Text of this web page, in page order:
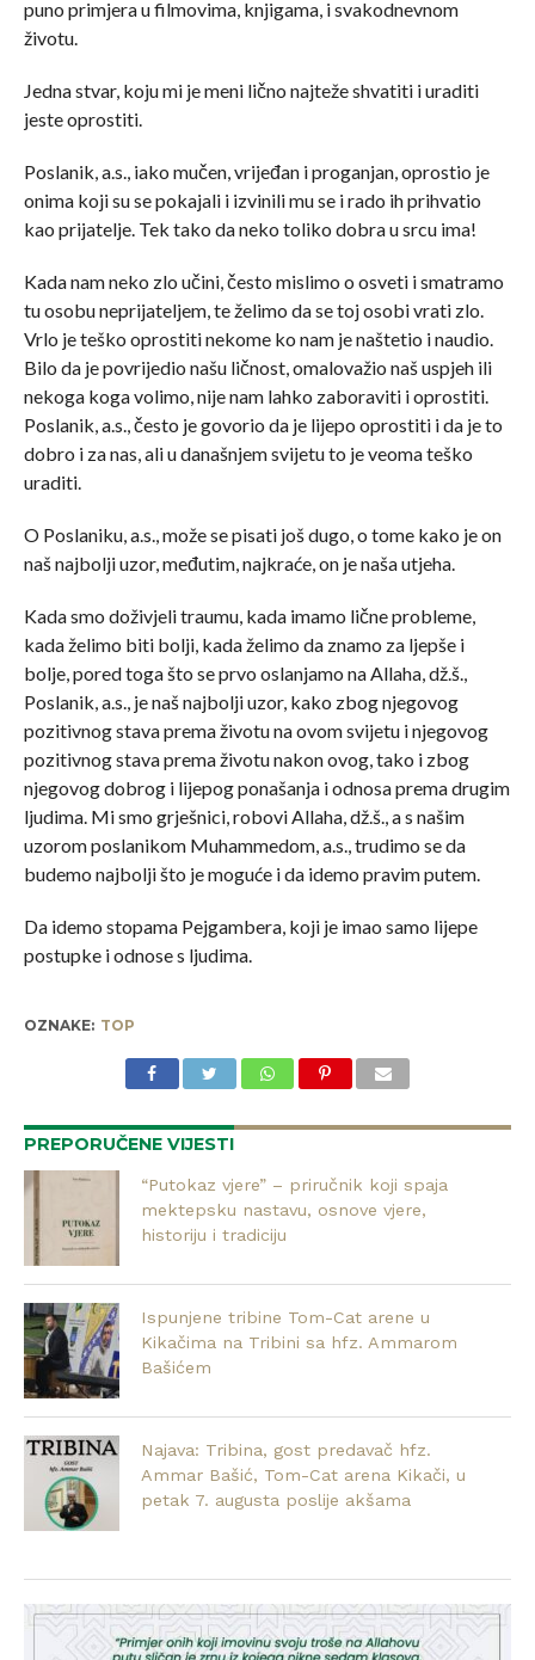
puno primjera u filmovima, knjigama, i svakodnevnom
životu.
Jedna stvar, koju mi je meni lično najteže shvatiti i uraditi
jeste oprostiti.
Poslanik, a.s., iako mučen, vrijeđan i proganjan, oprostio je
onima koji su se pokajali i izvinili mu se i rado ih prihvatio
kao prijatelje. Tek tako da neko toliko dobra u srcu ima!
Kada nam neko zlo učini, često mislimo o osveti i smatramo
tu osobu neprijateljem, te želimo da se toj osobi vrati zlo.
Vrlo je teško oprostiti nekome ko nam je naštetio i naudio.
Bilo da je povrijedio našu ličnost, omalovažio naš uspjeh ili
nekoga koga volimo, nije nam lahko zaboraviti i oprostiti.
Poslanik, a.s., često je govorio da je lijepo oprostiti i da je to
dobro i za nas, ali u današnjem svijetu to je veoma teško
uraditi.
O Poslaniku, a.s., može se pisati još dugo, o tome kako je on
naš najbolji uzor, međutim, najkraće, on je naša utjeha.
Kada smo doživjeli traumu, kada imamo lične probleme,
kada želimo biti bolji, kada želimo da znamo za ljepše i
bolje, pored toga što se prvo oslanjamo na Allaha, dž.š.,
Poslanik, a.s., je naš najbolji uzor, kako zbog njegovog
pozitivnog stava prema životu na ovom svijetu i njegovog
pozitivnog stava prema životu nakon ovog, tako i zbog
njegovog dobrog i lijepog ponašanja i odnosa prema drugim
ljudima. Mi smo grješnici, robovi Allaha, dž.š., a s našim
uzorom poslanikom Muhammedom, a.s., trudimo se da
budemo najbolji što je moguće i da idemo pravim putem.
Da idemo stopama Pejgambera, koji je imao samo lijepe
postupke i odnose s ljudima.
OZNAKE: TOP
PREPORUČENE VIJESTI
“Putokaz vjere” – priručnik koji spaja
mektepsku nastavu, osnove vjere,
historiju i tradiciju
Ispunjene tribine Tom-Cat arene u
Kikačima na Tribini sa hfz. Ammarom
Bašićem
Najava: Tribina, gost predavač hfz.
Ammar Bašić, Tom-Cat arena Kikači, u
petak 7. augusta poslije akšama